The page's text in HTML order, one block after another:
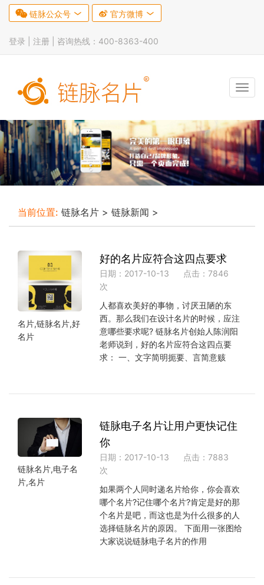
 链脉公众号   官方微博 
登录 | 注册 | 咨询热线：400-8363-400
当前位置: 链脉名片 > 链脉新闻 >
名片,链脉名片,好
名片
好的名片应符合这四点要求
日期：2017-10-13
点击：7846
次
人都喜欢美好的事物，讨厌丑陋的东
西。那么我们在设计名片的时候，应注
意哪些要求呢? 链脉名片创始人陈润阳
老师说到，好的名片应符合这四点要
求： 一、文字简明扼要、言简意赅
链脉名片,电子名
片,名片
链脉电子名片让用户更快记住
你
日期：2017-10-13
点击：7883
次
如果两个人同时递名片给你，你会喜欢
哪个名片?记住哪个名片?肯定是好的那
个名片是吧，而这也是为什么很多的人
选择链脉名片的原因。 下面用一张图给
大家说说链脉电子名片的作用